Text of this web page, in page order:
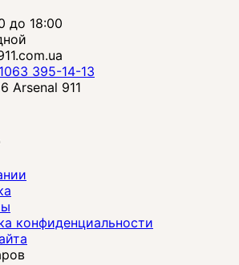
до 18:00
063 395-14-13
Arsenal 911
конфиденциальности